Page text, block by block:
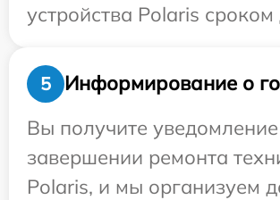
устройства Polaris сроком
5
Информирование о
Вы получите
завершении ремонта
Polaris, и мы организуем